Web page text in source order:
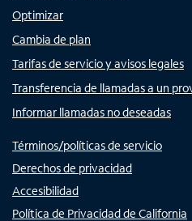
Optimizar
Cambia de plan
Tarifas de servicio y avisos legales
Transferencia de llamadas a un
Informar llamadas no deseadas
Términos/políticas de servicio
Derechos de privacidad
Accesibilidad
Política de Privacidad de California